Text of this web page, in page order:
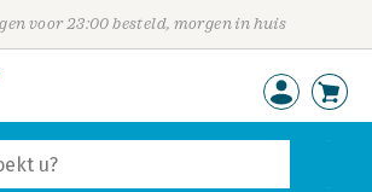
voor 23:00 besteld, morgen in huis